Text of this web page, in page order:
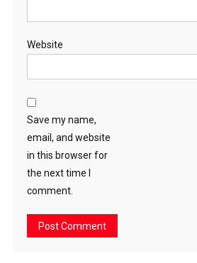
Website
Save my name,
email, and website
in this browser for
the next time I
comment.